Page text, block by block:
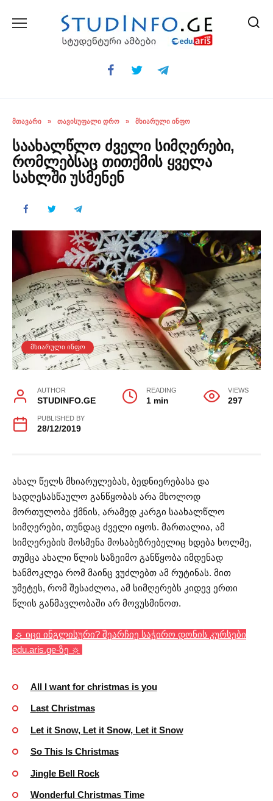
ᲛᲗᲐᲕᲐᲠᲘ » ᲗᲐᲕᲘᲡᲣᲤᲐᲚᲘ ᲓᲠᲝ » ᲛᲮᲘᲐᲠᲣᲚᲘ ᲘᲜᲤᲝ
საახალწლო ძველი სიმღერები,
რომლებსაც თითქმის ყველა
სახლში უსმენენ
ᲛᲮᲘᲐᲠᲣᲚᲘ ᲘᲜᲤᲝ
AUTHOR
STUDINFO.GE
READING
1 min
VIEWS
297
PUBLISHED BY
28/12/2019
ახალ წელს მხიარულებას, ბედნიერებასა და
სადღესასწაულო განწყობას არა მხოლოდ
მორთულობა ქმნის, არამედ კარგი საახალწლო
სიმღერები, თუნდაც ძველი იყოს. მართალია, ამ
სიმღერების მოსმენა მოსაბეზრებელიც ხდება ხოლმე,
თუმცა ახალი წლის საზეიმო განწყობა იმდენად
ხანმოკლეა რომ მაინც ვუძლებთ ამ რუტინას. მით
უმეტეს, რომ შესაძლოა, ამ სიმღერებს კიდევ ერთი
წლის განმავლობაში არ მოვუსმინოთ.
☼ იცი ინგლისური? შეარჩიე საჭირო დონის კურსები
edu.aris.ge-ზე ☼
All I want for christmas is you
Last Christmas
Let it Snow, Let it Snow, Let it Snow
So This Is Christmas
Jingle Bell Rock
Wonderful Christmas Time